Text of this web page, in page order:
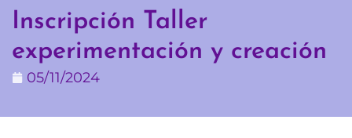
Inscripción Taller
experimentación y creación
05/11/2024